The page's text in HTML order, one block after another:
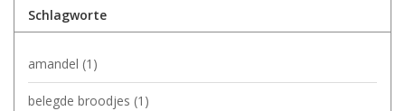
Schlagworte
amandel (1)
belegde broodjes (1)